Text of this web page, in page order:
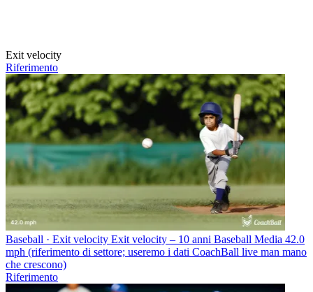
Exit velocity
Riferimento
Baseball · Exit velocity Exit velocity – 10 anni Baseball Media 42.0
mph (riferimento di settore; useremo i dati CoachBall live man mano
che crescono)
Riferimento